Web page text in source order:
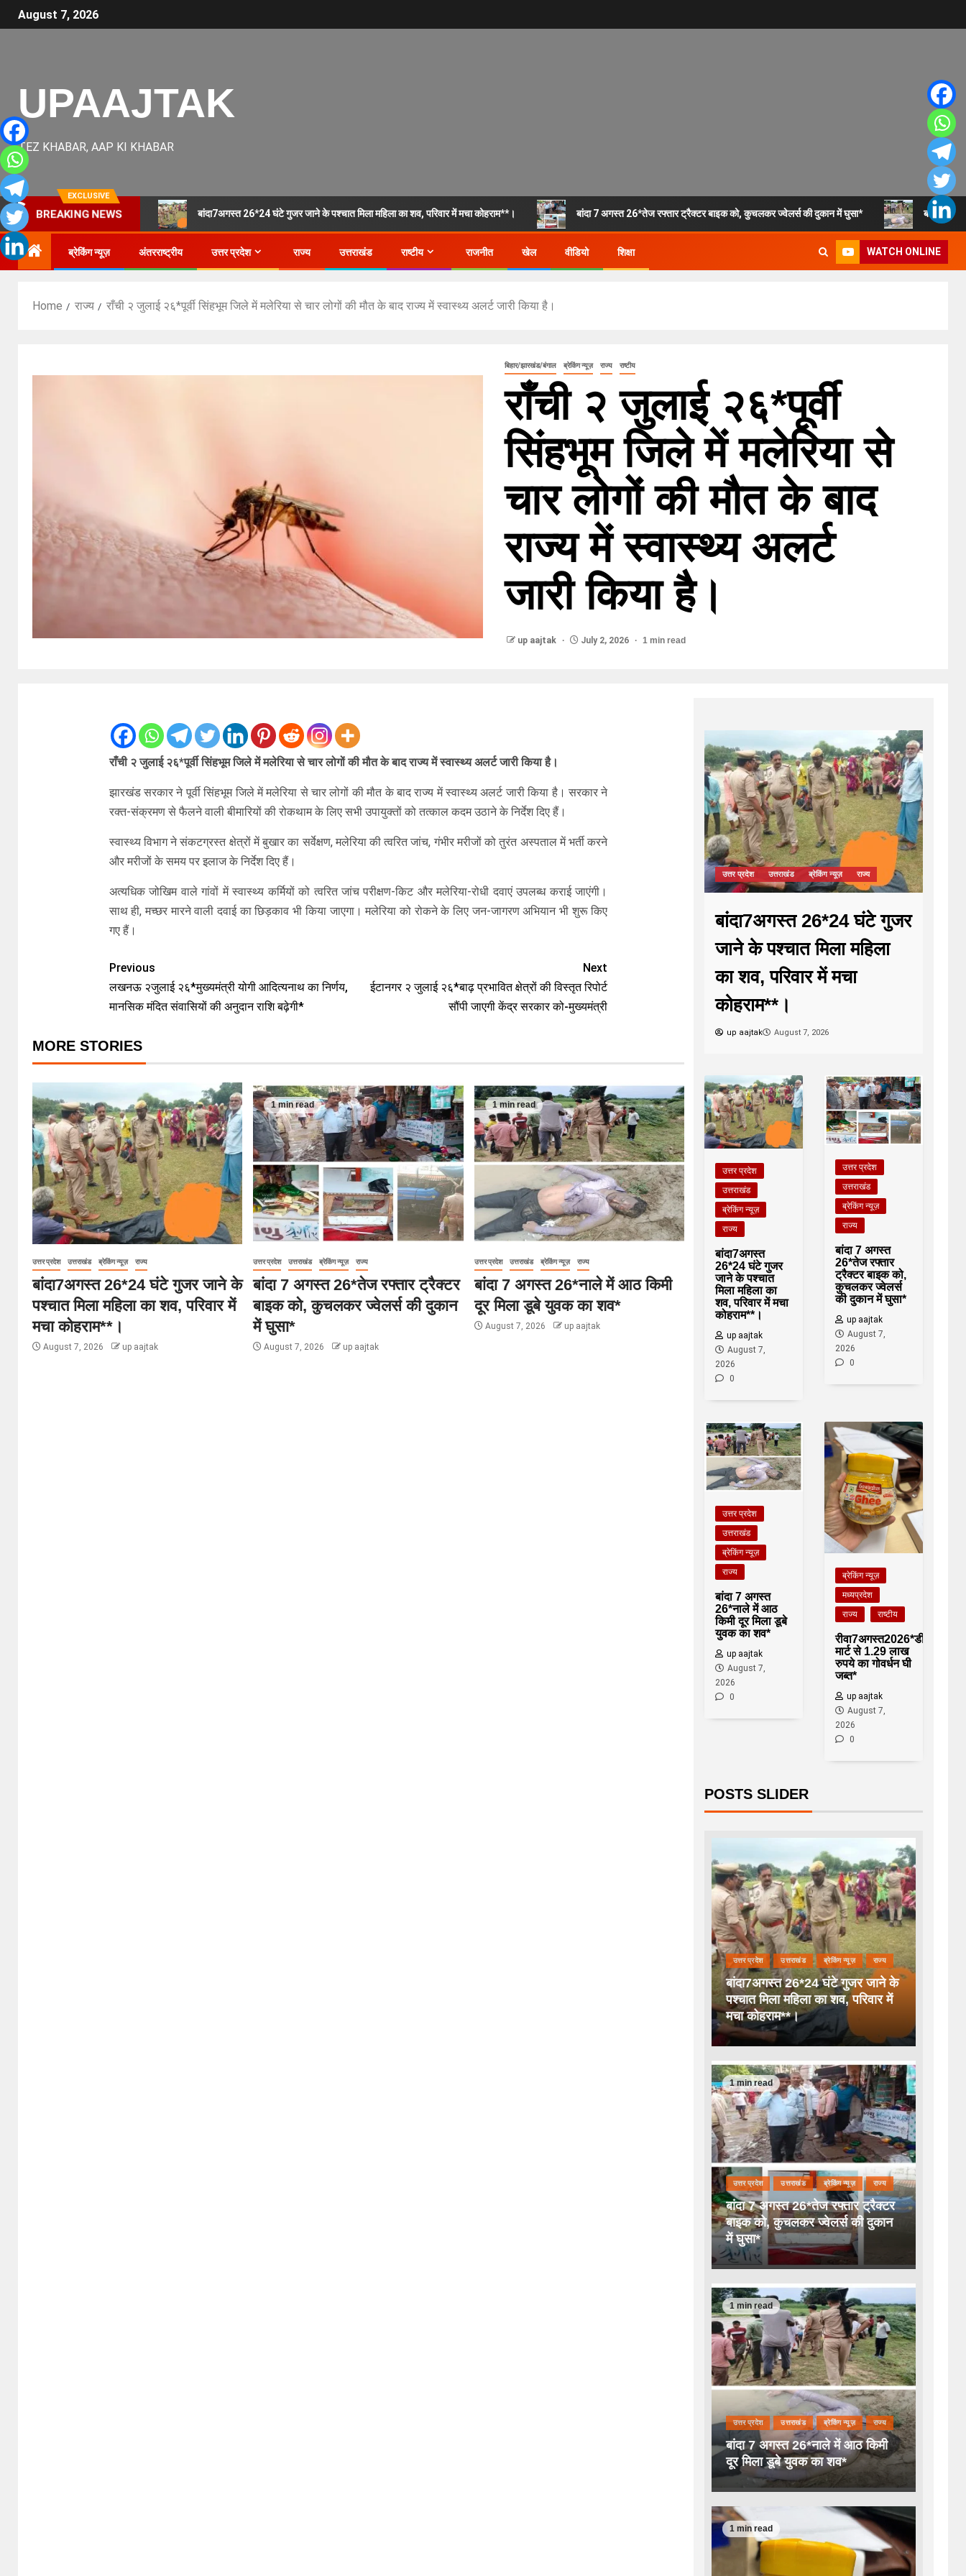
August 7, 2026
UPAAJTAK
TEZ KHABAR, AAP KI KHABAR
EXCLUSIVE
BREAKING NEWS बांदा7अगस्त 26*24 घंटे गुजर जाने के पश्चात मिला महिला का शव, परिवार में मचा कोहराम**। बांदा 7 अगस्त 26*तेज रफ्तार ट्रैक्टर बाइक को, कुचलकर ज्वेलर्स की दुकान में घुसा* बांदा 7
ब्रेकिंग न्यूज़ अंतरराष्ट्रीय उत्तर प्रदेश राज्य उत्तराखंड राष्टीय राजनीत खेल वीडियो शिक्षा WATCH ONLINE
Home राज्य राँची २ जुलाई २६*पूर्वी सिंहभूम जिले में मलेरिया से चार लोगों की मौत के बाद राज्य में स्वास्थ्य अलर्ट जारी किया है।
बिहार/झारखंड/बंगाल ब्रेकिंग न्यूज़ राज्य राष्टीय
राँची २ जुलाई २६*पूर्वी
सिंहभूम जिले में मलेरिया से
चार लोगों की मौत के बाद
राज्य में स्वास्थ्य अलर्ट
जारी किया है।
up aajtak July 2, 2026 1 min read
राँची २ जुलाई २६*पूर्वी सिंहभूम जिले में मलेरिया से चार लोगों की मौत के बाद राज्य में स्वास्थ्य अलर्ट जारी किया है।
झारखंड सरकार ने पूर्वी सिंहभूम जिले में मलेरिया से चार लोगों की मौत के बाद राज्य में स्वास्थ्य अलर्ट जारी किया है। सरकार ने
रक्‍त-संक्रमण से फैलने वाली बीमारियों की रोकथाम के लिए सभी उपायुक्तों को तत्काल कदम उठाने के निर्देश दिए हैं।
स्वास्थ्य विभाग ने संकटग्रस्त क्षेत्रों में बुखार का सर्वेक्षण, मलेरिया की त्वरित जांच, गंभीर मरीजों को तुरंत अस्‍पताल में भर्ती करने
और मरीजों के समय पर इलाज के निर्देश दिए हैं।
अत्‍यधिक जोखिम वाले गांवों में स्‍वास्‍थ्‍य कर्मियों को त्‍वरित जांच परीक्षण-कि‍ट और मलेरिया-रोधी दवाएं उपलब्‍ध कराई जाएंगी।
साथ ही, मच्‍छर मारने वाली दवाई का छिड़काव भी किया जाएगा। मलेरिया को रोकने के लिए जन-जागरण अभियान भी शुरू किए
गए हैं।
Previous
लखनऊ २जुलाई २६*मुख्यमंत्री योगी आदित्यनाथ का निर्णय,
मानसिक मंदित संवासियों की अनुदान राशि बढ़ेगी*
Next
ईटानगर २ जुलाई २६*बाढ़ प्रभावित क्षेत्रों की विस्तृत रिपोर्ट
सौंपी जाएगी केंद्र सरकार को-मुख्यमंत्री
MORE STORIES
उत्तर प्रदेश उत्तराखंड ब्रेकिंग न्यूज़ राज्य
बांदा7अगस्त 26*24 घंटे गुजर जाने के
पश्चात मिला महिला का शव, परिवार में
मचा कोहराम**।
August 7, 2026 up aajtak
1 min read
उत्तर प्रदेश उत्तराखंड ब्रेकिंग न्यूज़ राज्य
बांदा 7 अगस्त 26*तेज रफ्तार ट्रैक्टर
बाइक को, कुचलकर ज्वेलर्स की दुकान
में घुसा*
August 7, 2026 up aajtak
1 min read
उत्तर प्रदेश उत्तराखंड ब्रेकिंग न्यूज़ राज्य
बांदा 7 अगस्त 26*नाले में आठ किमी
दूर मिला डूबे युवक का शव*
August 7, 2026 up aajtak
उत्तर प्रदेश उत्तराखंड ब्रेकिंग न्यूज़ राज्य
बांदा7अगस्त 26*24 घंटे गुजर
जाने के पश्चात मिला महिला
का शव, परिवार में मचा
कोहराम**।
up aajtak August 7, 2026
उत्तर प्रदेश
उत्तराखंड
ब्रेकिंग न्यूज़
राज्य
बांदा7अगस्त
26*24 घंटे गुजर
जाने के पश्चात
मिला महिला का
शव, परिवार में मचा
कोहराम**।
up aajtak
August 7,
2026
0
उत्तर प्रदेश
उत्तराखंड
ब्रेकिंग न्यूज़
राज्य
बांदा 7 अगस्त
26*तेज रफ्तार
ट्रैक्टर बाइक को,
कुचलकर ज्वेलर्स
की दुकान में घुसा*
up aajtak
August 7,
2026
0
उत्तर प्रदेश
उत्तराखंड
ब्रेकिंग न्यूज़
राज्य
बांदा 7 अगस्त
26*नाले में आठ
किमी दूर मिला डूबे
युवक का शव*
up aajtak
August 7,
2026
0
ब्रेकिंग न्यूज़
मध्यप्रदेश
राज्य
राष्टीय
रीवा7अगस्त2026*डी-
मार्ट से 1.29 लाख
रुपये का गोवर्धन घी
जब्त*
up aajtak
August 7,
2026
0
POSTS SLIDER
उत्तर प्रदेश उत्तराखंड ब्रेकिंग न्यूज़ राज्य
बांदा7अगस्त 26*24 घंटे गुजर जाने के
पश्चात मिला महिला का शव, परिवार में
मचा कोहराम**।
1 min read
उत्तर प्रदेश उत्तराखंड ब्रेकिंग न्यूज़ राज्य
बांदा 7 अगस्त 26*तेज रफ्तार ट्रैक्टर
बाइक को, कुचलकर ज्वेलर्स की दुकान
में घुसा*
1 min read
उत्तर प्रदेश उत्तराखंड ब्रेकिंग न्यूज़ राज्य
बांदा 7 अगस्त 26*नाले में आठ किमी
दूर मिला डूबे युवक का शव*
1 min read